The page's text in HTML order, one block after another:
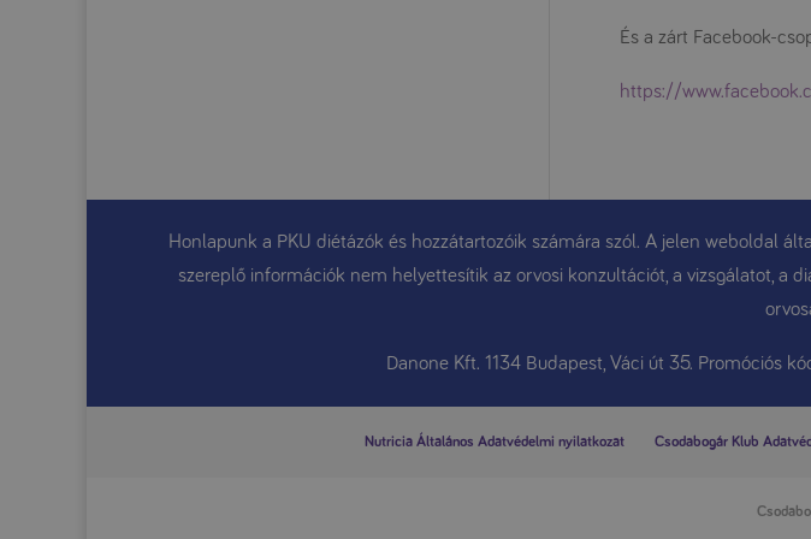
És a zárt Facebook-
https://
Honlapunk a PKU diétázók és hozzátartozóik számára szól. A jelen weboldal
szereplő információk nem helyettesítik az orvosi konzultációt, a vizsgálatot, a
Danone Kft. 1134 Budapest, Váci út 35. Promóciós
Nutricia Általános Adatvédelmi nyilatkozat Csodabogár Klub